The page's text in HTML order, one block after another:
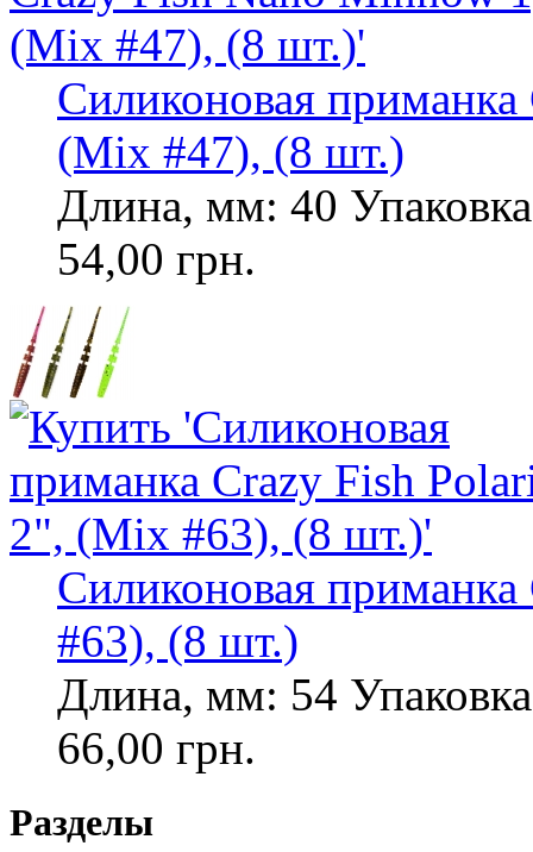
Силиконовая
(Mix #47), (8 шт.)
Длина, мм: 40
54,00 грн.
Силиконовая
#63), (8 шт.)
Длина, мм: 54
66,00 грн.
Разделы